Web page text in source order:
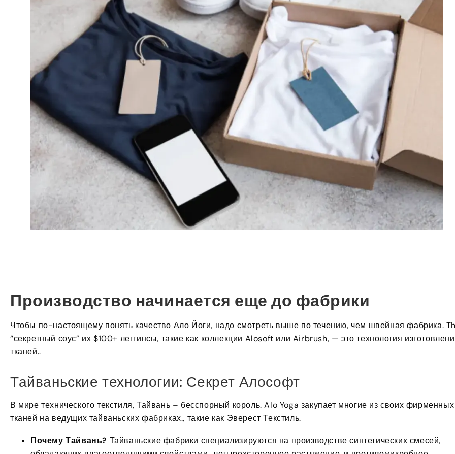
Производство начинается еще до фабрики
Чтобы по-настоящему понять качество Ало Йоги, надо смотреть выше по течению, чем швейная фабрика.
“секретный соус” их $100+ леггинсы, такие как коллекции Alosoft или Airbrush, — это технология
тканей..
Тайваньские технологии: Секрет Алософт
В мире технического текстиля, Тайвань – бесспорный король. Alo Yoga закупает многие из своих фирменных
тканей на ведущих тайваньских фабриках., такие как Эверест Текстиль.
Почему Тайвань? Тайваньские фабрики специализируются на производстве синтетических смесей,